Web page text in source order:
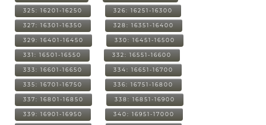
325: 16201-16250 326: 16251-16300
327: 16301-16350 328: 16351-16400
329: 16401-16450 330: 16451-16500
331: 16501-16550 332: 16551-16600
333: 16601-16650 334: 16651-16700
335: 16701-16750 336: 16751-16800
337: 16801-16850 338: 16851-16900
339: 16901-16950 340: 16951-17000